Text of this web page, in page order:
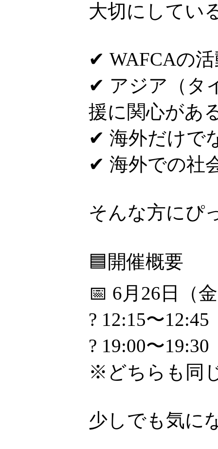
大切にしてい
✔ WAFCAの
✔ アジア（タ
援に関心があ
✔ 海外だけで
✔ 海外での社
そんな方にぴ
🟦開催概要
📅 6月26日（
? 12:15〜12:45
? 19:00〜19:30
※どちらも同
少しでも気に